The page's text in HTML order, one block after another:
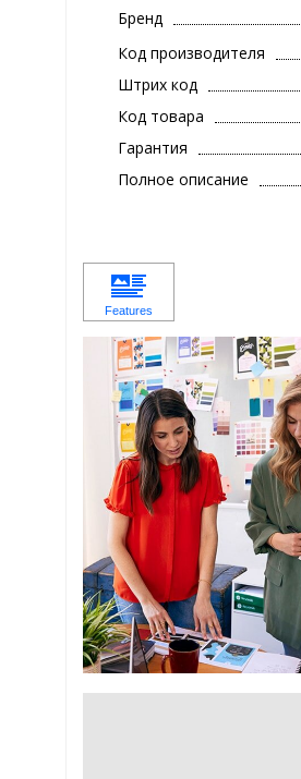
Бренд
Код производителя
Штрих код
Код товара
Гарантия
Полное описание